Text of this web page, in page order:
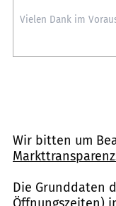
Wir bitten um
Die Grunddaten